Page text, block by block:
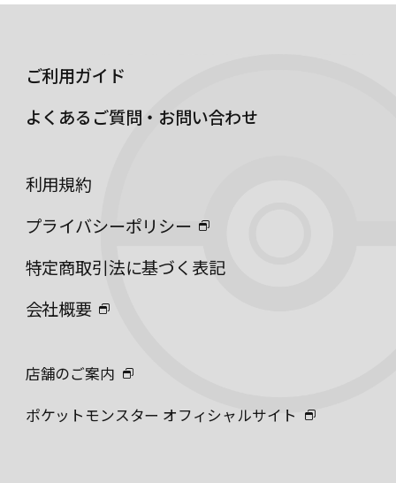
ご利用ガイド
よくあるご質問・お問い合わせ
利用規約
プライバシーポリシー
特定商取引法に基づく表記
会社概要
店舗のご案内
ポケットモンスター オフィシャルサイト